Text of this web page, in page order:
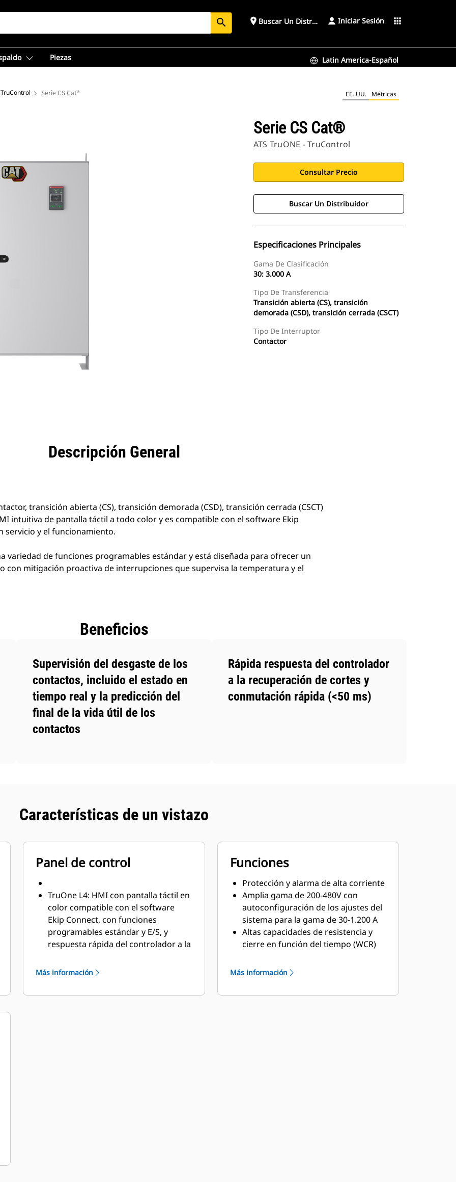
search place Buscar Un Distribuidor Iniciar Sesión apps
Piezas Latin America-Español
Serie CS Cat® EE. UU. Métricas
Serie CS Cat®
ATS TruONE - TruControl
Consultar Precio
Buscar Un Distribuidor
Especificaciones Principales
Gama De Clasificación
30: 3.000 A
Tipo De Transferencia
Transición abierta (CS), transición
demorada (CSD), transición cerrada (CSCT)
Tipo De Interruptor
Contactor
Descripción General
transición abierta (CS), transición demorada (CSD), transición cerrada (CSCT)
intuitiva de pantalla táctil a todo color y es compatible con el software Ekip
servicio y el funcionamiento.
variedad de funciones programables estándar y está diseñada para ofrecer un
con mitigación proactiva de interrupciones que supervisa la temperatura y el
Beneficios
Supervisión del desgaste de los
contactos, incluido el estado en
tiempo real y la predicción del
final de la vida útil de los
contactos
Rápida respuesta del controlador
a la recuperación de cortes y
conmutación rápida (<50 ms)
Características de un vistazo
Panel de control
TruOne L4: HMI con pantalla táctil en
color compatible con el software
Ekip Connect, con funciones
programables estándar y E/S, y
respuesta rápida del controlador a la
conmutación rápida (<50 ms).
Más información
Funciones
Protección y alarma de alta corriente
Amplia gama de 200-480V con
autoconfiguración de los ajustes del
sistema para la gama de 30-1.200 A
Altas capacidades de resistencia y
cierre en función del tiempo (WCR)
de corta duración en cada bastidor
Más información